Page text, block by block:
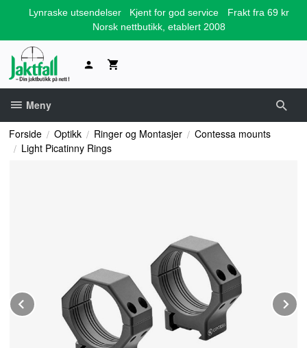
Lynraske utsendelser Kjent for god service
Frakt fra 69 kr
Norsk nettbutikk, etablert 2008
Meny
Forside Optikk Ringer og Montasjer
Contessa mounts
Light Picatinny Rings
Prev